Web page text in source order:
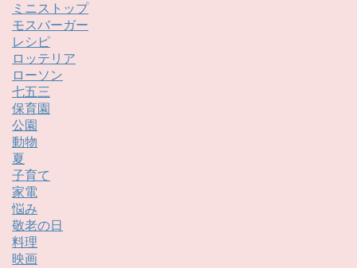
ミニストップ
モスバーガー
レシピ
ロッテリア
ローソン
七五三
保育園
公園
動物
夏
子育て
家電
悩み
敬老の日
料理
映画